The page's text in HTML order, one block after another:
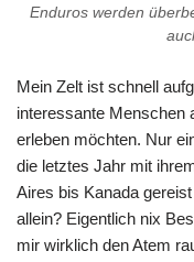
Enduros werden
Mein Zelt ist schnell
interessante Menschen
erleben möchten. Nur
die letztes Jahr mit
Aires bis Kanada
allein? Eigentlich nix
mir wirklich den Atem